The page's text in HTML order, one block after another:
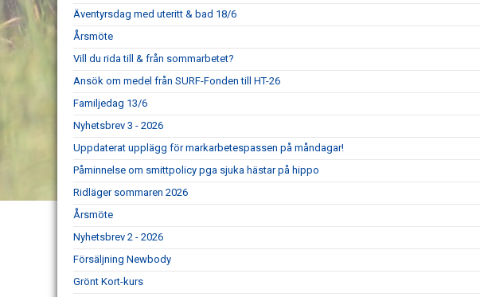
Äventyrsdag med uteritt & bad 18/6
Årsmöte
Vill du rida till & från sommarbetet?
Ansök om medel från SURF-Fonden till HT-26
Familjedag 13/6
Nyhetsbrev 3 - 2026
Uppdaterat upplägg för markarbetespassen på måndagar!
Påminnelse om smittpolicy pga sjuka hästar på hippo
Ridläger sommaren 2026
Årsmöte
Nyhetsbrev 2 - 2026
Försäljning Newbody
Grönt Kort-kurs